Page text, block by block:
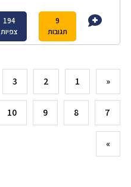
9
תגובות
194
צפיות
«
1
2
3
7
8
9
10
»